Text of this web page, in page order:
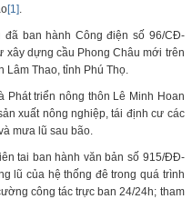
[1].
đã ban hành Công điện số 96/CĐ-
xây dựng cầu Phong Châu mới trên
Lâm Thao, tỉnh Phú Thọ.
Phát triển nông thôn Lê Minh Hoan
xuất nông nghiệp, tái định cư các
mưa lũ sau bão.
tai ban hành văn bản số 915/ĐĐ-
lũ của hệ thống đê trong quá trình
công tác trực ban 24/24h; tham